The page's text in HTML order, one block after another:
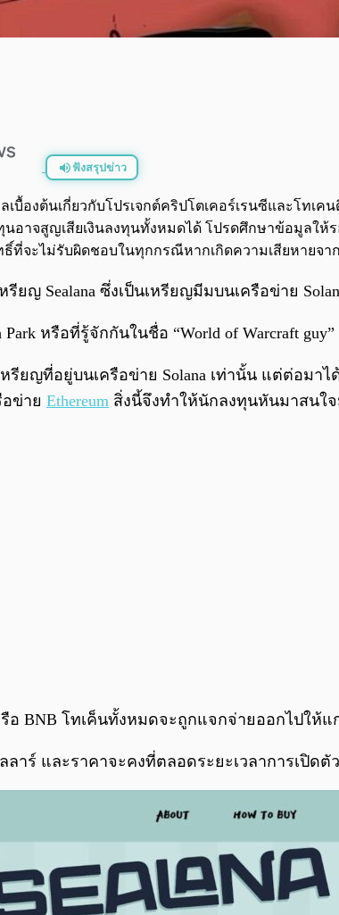
ฟังสรุปข่าว
บื้องต้นเกี่ยวกับโปรเจกต์คริปโตเคอร์เรนซีและโทเ
อาจสูญเสียเงินลงทุนทั้งหมดได้ โปรดศึกษาข้อมูลให้
ที่จะไม่รับผิดชอบในทุกกรณีหากเกิดความเสียหายจา
รียญ Sealana ซึ่งเป็นเหรียญมีมบนเครือข่าย
Park หรือที่รู้จักกันในชื่อ “World of Warcraft
หรียญที่อยู่บนเครือข่าย Solana เท่านั้น แต่ต่อม
ข่าย Ethereum สิ่งนี้จึงทำให้นักลงทุนหันมาสนใ
อ BNB โทเค็นทั้งหมดจะถูกแจกจ่ายออกไปให้
ลาร์ และราคาจะคงที่ตลอดระยะเวลาการเปิดตัว